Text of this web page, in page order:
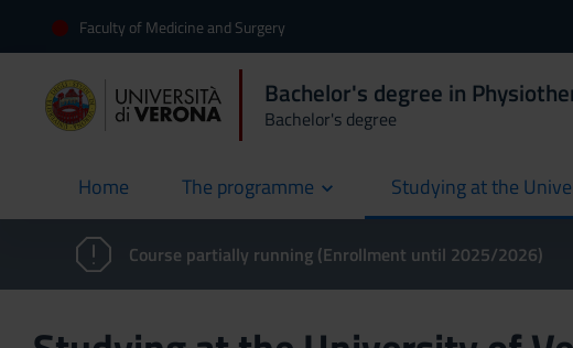
Faculty of Medicine and Surgery
Bachelor's degree in
Bachelor's degree
Home
current The programme Studying at the
Course partially running (Enrollment until 2025/2026)